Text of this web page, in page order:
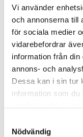
Vi använder
och annonserna till
för sociala medier
vidarebefordrar
information från
annons- och
Dessa kan i sin tur
information som du
Nödvändig
Lagerstatus
Artikelnr
Leveranstid
Allmänt
Där vetenskap
Mechanical 3D